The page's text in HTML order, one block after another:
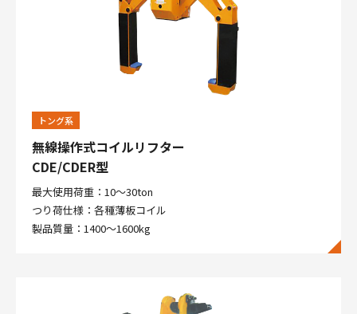
トング系
無線操作式コイルリフター
CDE/CDER型
最大使用荷重：10～30ton
つり荷仕様：各種薄板コイル
製品質量：1400～1600kg